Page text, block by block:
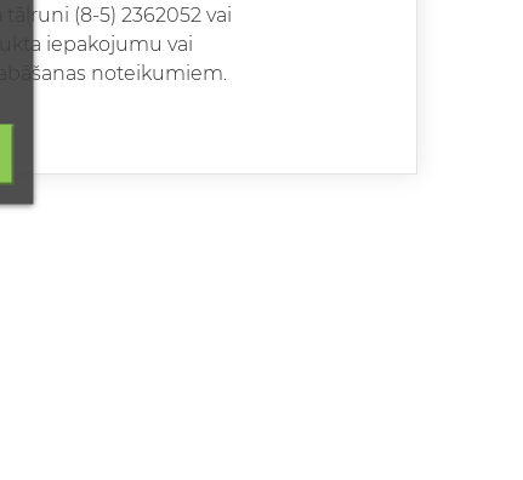
(8-5) 2362052 vai
iepakojumu vai
noteikumiem.